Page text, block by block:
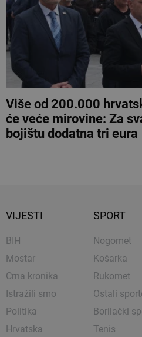
Više od 200.000
će veće mirovine: Za
bojištu dodatna tri eura
VIJESTI
BIH
Mostar
Crna kronika
Istražili smo
Politika
Hrvatska
SPORT
Nogomet
Košarka
Rukomet
Ostali
Borilački
Tenis